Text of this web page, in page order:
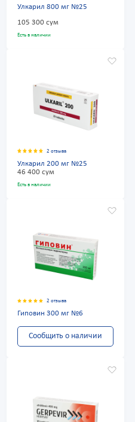
Улкарил 800 мг №25
105 300 сум
Есть в наличии
2 отзыва
Улкарил 200 мг №25
46 400 сум
Есть в наличии
2 отзыва
Гиповин 300 мг №6
Сообщить о наличии